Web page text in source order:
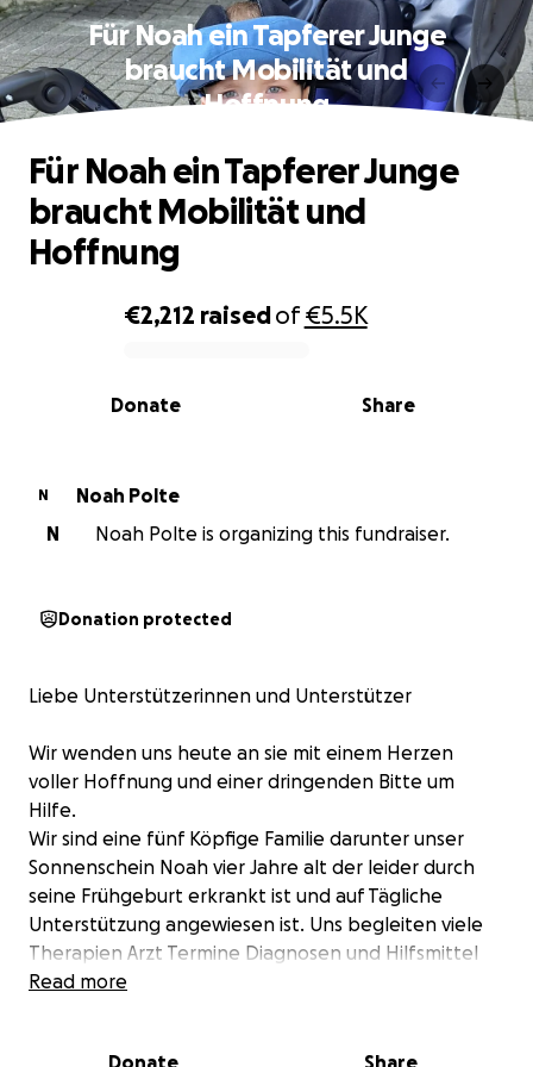
Für Noah ein Tapferer Junge
braucht Mobilität und
Hoffnung
0% complete
€2,212 raisedof€5.5K
Share
Donate
Für Noah ein Tapferer Junge
braucht Mobilität und
Hoffnung
N
Noah Polte
N
Noah Polte is organizing this fundraiser.
Donation protected
Liebe Unterstützerinnen und Unterstützer
Wir wenden uns heute an sie mit einem Herzen
voller Hoffnung und einer dringenden Bitte um
Hilfe.
Wir sind eine fünf Köpfige Familie darunter unser
Sonnenschein Noah vier Jahre alt der leider durch
seine Frühgeburt erkrankt ist und auf Tägliche
Unterstützung angewiesen ist. Uns begleiten viele
Therapien Arzt Termine Diagnosen und Hilfsmittel
wie z.b Rehabuggy, Rollstuhl und vieles mehr. Das
Read more
Donate Share